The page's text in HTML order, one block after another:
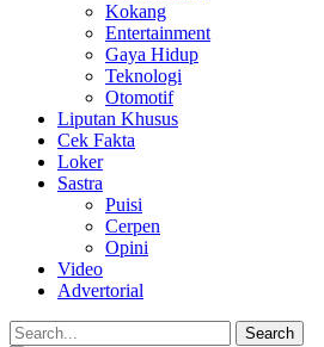
Kokang
Entertainment
Gaya Hidup
Teknologi
Otomotif
Liputan Khusus
Cek Fakta
Loker
Sastra
Puisi
Cerpen
Opini
Video
Advertorial